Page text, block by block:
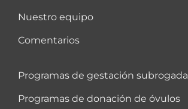
Nuestro equipo
Comentarios
Programas de gestación subrogada
Programas de donación de óvulos